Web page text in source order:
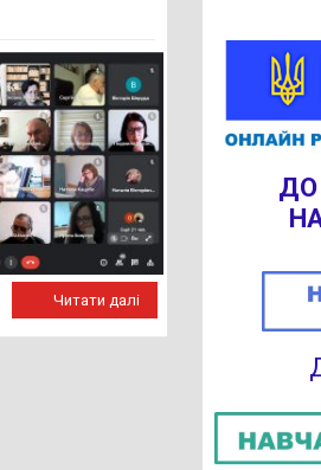
Читати далі
ДО